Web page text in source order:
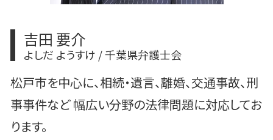
吉田 要介
よしだ ようすけ / 千葉県弁護士会
松戸市を中心に、相続・遺言、離婚、交通事故、刑
事事件など 幅広い分野の法律問題に対応してお
ります。